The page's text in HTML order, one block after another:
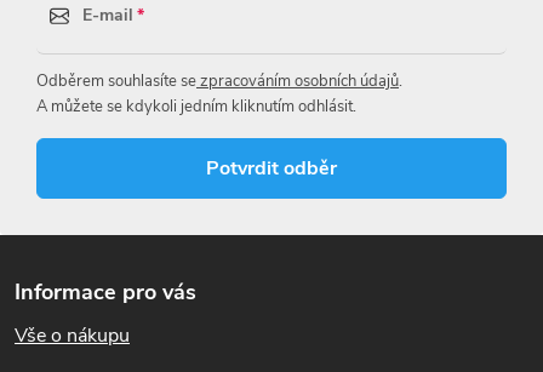
r
v
k
E-mail
Odběrem souhlasíte sezpracováním osobních údajů.
A můžete se kdykoli jedním kliknutím odhlásit.
Potvrdit odběr
Informace pro vás
Vše o nákupu